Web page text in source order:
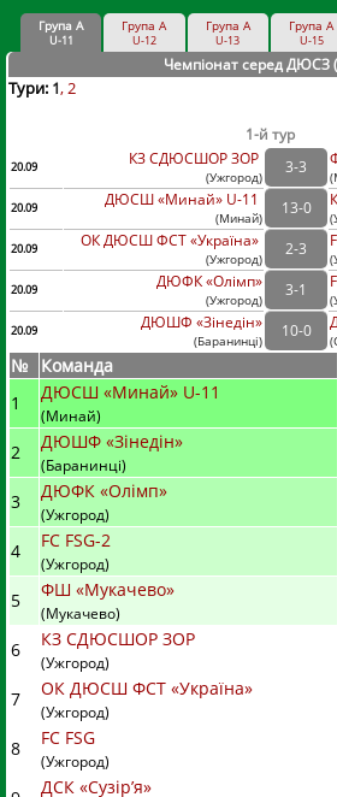
Група А
U-11
Група А
U-12
Група А
U-13
Група А
U-15
Чемпіонат серед ДЮСЗ
Тури: 1 2
1-й тур
20.09 КЗ СДЮСШОР ЗОР
(Ужгород)
3-3
(
20.09
ДЮСШ «Минай» U-11
(Минай)
13-0
(
20.09
ОК ДЮСШ ФСТ «Україна»
(Ужгород)
2-3
(
20.09
ДЮФК «Олімп»
(Ужгород)
3-1
(
20.09
ДЮШФ «Зінедін»
(Баранинці)
10-0
(
№ Команда
1
ДЮСШ «Минай» U-11
(Минай)
2 ДЮШФ «Зінедін»
(Баранинці)
3 ДЮФК «Олімп»
(Ужгород)
4 FC FSG-2
(Ужгород)
5 ФШ «Мукачево»
(Мукачево)
6 КЗ СДЮСШОР ЗОР
(Ужгород)
7 ОК ДЮСШ ФСТ «Україна»
(Ужгород)
8 FC FSG
(Ужгород)
ДСК «Сузір’я»